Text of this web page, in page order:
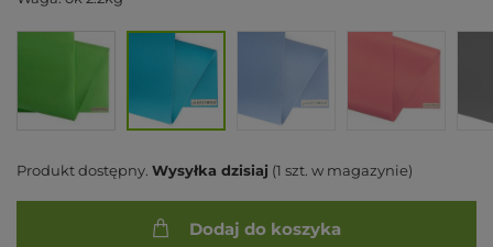
Produkt dostępny Wysyłka dzisiaj (1 szt. w magazynie)
Dodaj do koszyka